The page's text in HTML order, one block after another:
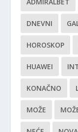
DNEVNI
HOROSKOP
HUAWEI
KONAČNO
MOŽE